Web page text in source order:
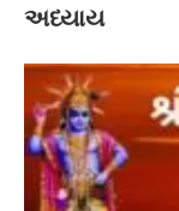
અધ્યાય